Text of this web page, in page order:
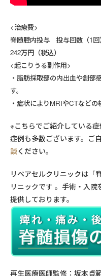
<治療費>
脊髄腔内投与 投与回数（1回
242万円（税込）
<起こりうる副作用>
・脂肪採取部の内出血や創部
す。
・症状によりMRIやCTなどの
※こちらでご紹介している
症例も多数ございます。ご
談ください。
リペアセルクリニックは「
リニックです 。手術・入
提供しております。
再生医療医師監修：坂本貞